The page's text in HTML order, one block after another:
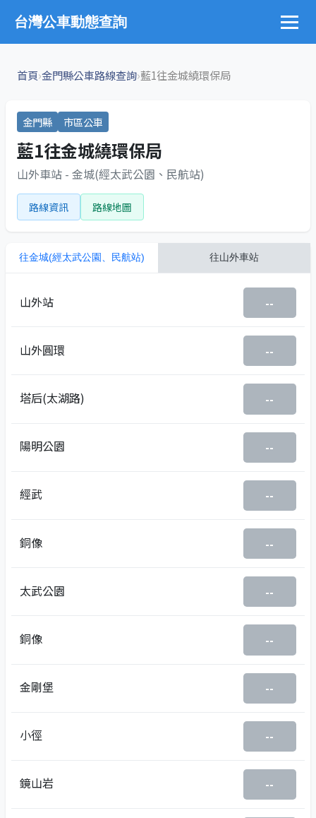
台灣公車動態查詢
首頁›金門縣公車路線查詢›藍1往金城繞環保局
金門縣 市區公車
藍1往金城繞環保局
山外車站 - 金城(經太武公園、民航站)
路線資訊 路線地圖
往金城(經太武公園、民航站) 往山外車站
山外站 --
山外圓環 --
塔后(太湖路) --
陽明公園 --
經武 --
銅像 --
太武公園 --
銅像 --
金剛堡 --
小徑 --
鏡山岩 --